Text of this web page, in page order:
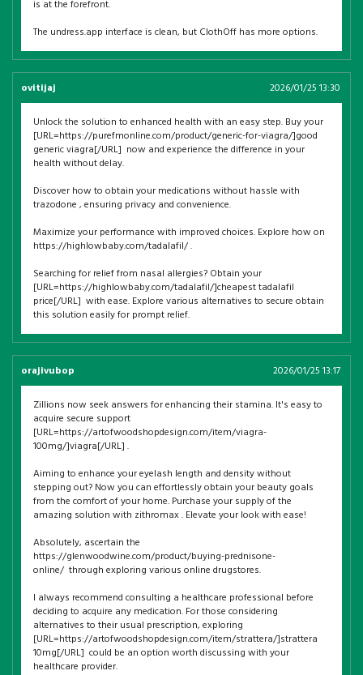
is at the forefront.
The undress.app interface is clean, but ClothOff has more options.
ovitijaj 2026/01/25 13:30
Unlock the solution to enhanced health with an easy step. Buy your
[URL=https://purefmonline.com/product/generic-for-viagra/]good
generic viagra[/URL] now and experience the difference in your
health without delay.
Discover how to obtain your medications without hassle with
trazodone , ensuring privacy and convenience.
Maximize your performance with improved choices. Explore how on
https://highlowbaby.com/tadalafil/ .
Searching for relief from nasal allergies? Obtain your
[URL=https://highlowbaby.com/tadalafil/]cheapest tadalafil
price[/URL] with ease. Explore various alternatives to secure obtain
this solution easily for prompt relief.
orajivubop 2026/01/25 13:17
Zillions now seek answers for enhancing their stamina. It's easy to
acquire secure support
[URL=https://artofwoodshopdesign.com/item/viagra-
100mg/]viagra[/URL] .
Aiming to enhance your eyelash length and density without
stepping out? Now you can effortlessly obtain your beauty goals
from the comfort of your home. Purchase your supply of the
amazing solution with zithromax . Elevate your look with ease!
Absolutely, ascertain the
https://glenwoodwine.com/product/buying-prednisone-
online/ through exploring various online drugstores.
I always recommend consulting a healthcare professional before
deciding to acquire any medication. For those considering
alternatives to their usual prescription, exploring
[URL=https://artofwoodshopdesign.com/item/strattera/]strattera
10mg[/URL] could be an option worth discussing with your
healthcare provider.